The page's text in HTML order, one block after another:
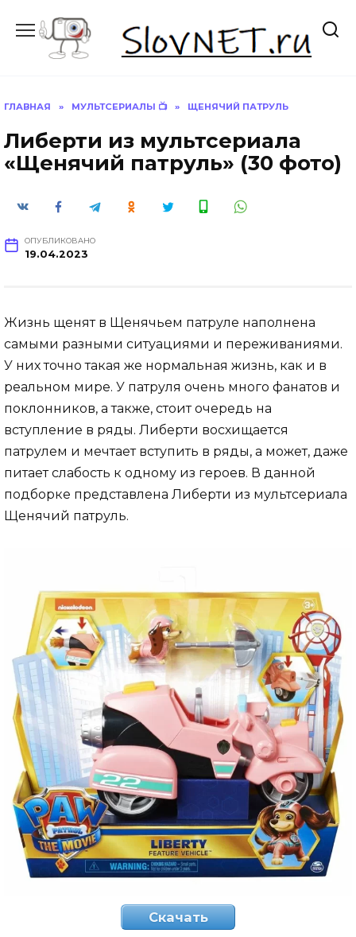
содержанию
ГЛАВНАЯ » МУЛЬТСЕРИАЛЫ 📺 » ЩЕНЯЧИЙ ПАТРУЛЬ
Либерти из мультсериала
«Щенячий патруль» (30 фото)
ОПУБЛИКОВАНО
19.04.2023
Жизнь щенят в Щенячьем патруле наполнена
самыми разными ситуациями и переживаниями.
У них точно такая же нормальная жизнь, как и в
реальном мире. У патруля очень много фанатов и
поклонников, а также, стоит очередь на
вступление в ряды. Либерти восхищается
патрулем и мечтает вступить в ряды, а может, даже
питает слабость к одному из героев. В данной
подборке представлена Либерти из мультсериала
Щенячий патруль.
Скачать